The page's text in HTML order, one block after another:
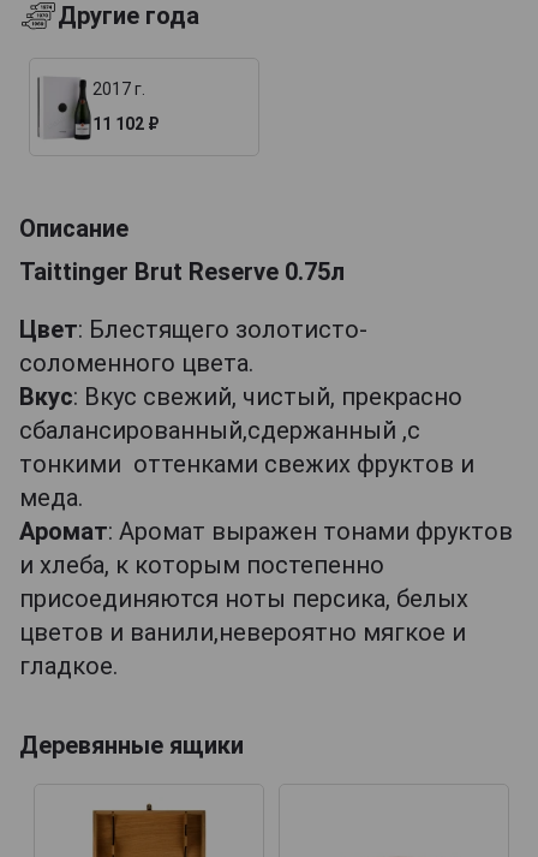
Другие года
2017 г.
11 102 ₽
Описание
Taittinger Brut Reserve 0.75л
Цвет: Блестящего золотисто-
соломенного цвета.
Вкус: Вкус свежий, чистый, прекрасно
сбалансированный,сдержанный ,с
тонкими оттенками свежих фруктов и
меда.
Аромат: Аромат выражен тонами фруктов
и хлеба, к которым постепенно
присоединяются ноты персика, белых
цветов и ванили,невероятно мягкое и
гладкое.
Деревянные ящики